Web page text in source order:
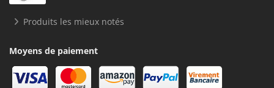
Produits les mieux notés
Moyens de paiement